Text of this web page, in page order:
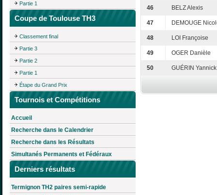
Partie 1
Coupe de Toulouse TH3
Classement final
Partie 3
Partie 2
Partie 1
Étape du Grand Prix
Tournois et Compétitions
Accueil
Recherche dans le Calendrier
Recherche dans les Résultats
Simultanés Permanents et Fédéraux
Derniers résultats
Termignon TH2 paires semi-rapide
46 BELZ Alexis
47 DEMOUGE
48 LOI Françoise
49 OGER Danièle
50 GUÉRIN Yannick